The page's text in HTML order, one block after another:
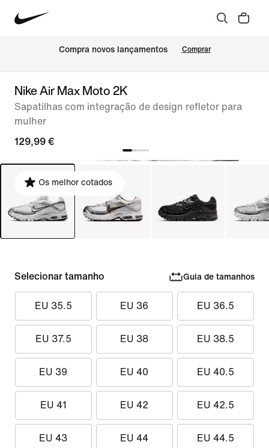
Compra novos lançamentos Comprar
Nike Air Max Moto 2K
Sapatilhas com integração de design refletor para
mulher
129,99 €
Os melhor cotados
Selecionar tamanho Guia de tamanhos
EU 35.5 EU 36 EU 36.5
EU 37.5 EU 38 EU 38.5
EU 39 EU 40 EU 40.5
EU 41 EU 42 EU 42.5
EU 43 EU 44 EU 44.5